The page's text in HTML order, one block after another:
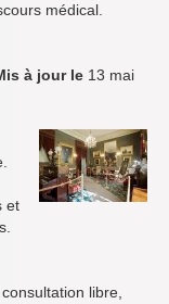
médical.
à jour le 13 mai
et
libre,